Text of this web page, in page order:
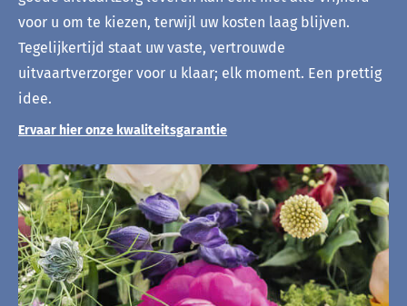
voor u om te kiezen, terwijl uw kosten laag blijven.
Tegelijkertijd staat uw vaste, vertrouwde
uitvaartverzorger voor u klaar; elk moment. Een prettig
idee.
Ervaar hier onze kwaliteitsgarantie